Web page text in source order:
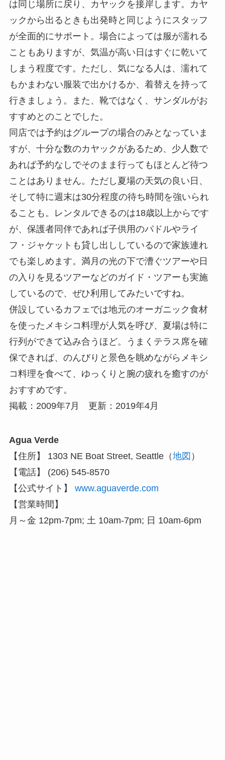
は同じ場所に戻り、カヤックを接岸します。カヤ
ックから出るときも出発時と同じようにスタッフ
が全面的にサポート。場合によっては服が濡れる
こともありますが、気温が高い日はすぐに乾いて
しまう程度です。ただし、気になる人は、濡れて
もかまわない服装で出かけるか、着替えを持って
行きましょう。また、靴ではなく、サンダルがお
すすめとのことでした。
同店では予約はグループの場合のみとなっていま
すが、十分な数のカヤックがあるため、少人数で
あれば予約なしでそのまま行ってもほとんど待つ
ことはありません。ただし夏場の天気の良い日、
そして特に週末は30分程度の待ち時間を強いられ
ることも。レンタルできるのは18歳以上からです
が、保護者同伴であれば子供用のパドルやライ
フ・ジャケットも貸し出ししているので家族連れ
でも楽しめます。満月の光の下で漕ぐツアーや日
の入りを見るツアーなどのガイド・ツアーも実施
しているので、ぜひ利用してみたいですね。
併設しているカフェでは地元のオーガニック食材
を使ったメキシコ料理が人気を呼び、夏場は特に
行列ができて込み合うほど。うまくテラス席を確
保できれば、のんびりと景色を眺めながらメキシ
コ料理を食べて、ゆっくりと腕の疲れを癒すのが
おすすめです。
掲載：2009年7月 更新：2019年4月
Agua Verde
【住所】 1303 NE Boat Street, Seattle（地図 ）
【電話】 (206) 545-8570
【公式サイト】 www.aguaverde.com
【営業時間】
月～金 12pm-7pm; 土 10am-7pm; 日 10am-6pm